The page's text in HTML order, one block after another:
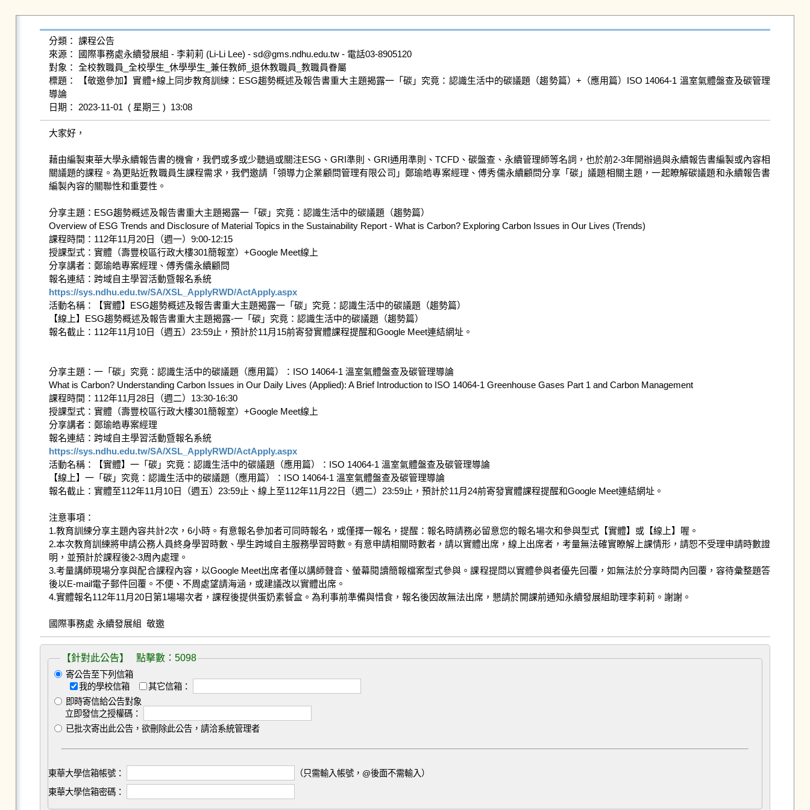
分類： 課程公告
來源： 國際事務處永續發展組 - 李莉莉 (Li-Li Lee) - sd@gms.ndhu.edu.tw - 電話03-8905120
對象： 全校教職員_全校學生_休學學生_兼任教師_退休教職員_教職員眷屬
標題： 【敬邀參加】實體+線上同步教育訓練：ESG趨勢概述及報告書重大主題揭露一「碳」究竟：認識生活中的碳議題（趨勢篇）+（應用篇）ISO 14064-1 溫室氣體盤查及碳管理
導論
日期： 2023-11-01  ( 星期三 )  13:08
大家好，
藉由編製東華大學永續報告書的機會，我們或多或少聽過或關注ESG、GRI準則、GRI通用準則、TCFD、碳盤查、永續管理師等名詞，也於前2-3年開辦過與永續報告書編製或內容相
關議題的課程。為更貼近教職員生課程需求，我們邀請「領導力企業顧問管理有限公司」鄭瑜皓專案經理、傅秀儒永續顧問分享「碳」議題相關主題，一起瞭解碳議題和永續報告書
編製內容的關聯性和重要性。
分享主題：ESG趨勢概述及報告書重大主題揭露一「碳」究竟：認識生活中的碳議題（趨勢篇）
Overview of ESG Trends and Disclosure of Material Topics in the Sustainability Report - What is Carbon? Exploring Carbon Issues in Our Lives (Trends)
課程時間：112年11月20日（週一）9:00-12:15
授課型式：實體（壽豐校區行政大樓301簡報室）+Google Meet線上
分享講者：鄭瑜皓專案經理、傅秀儒永續顧問
報名連結：跨域自主學習活動暨報名系統
https://sys.ndhu.edu.tw/SA/XSL_ApplyRWD/ActApply.aspx
活動名稱：【實體】ESG趨勢概述及報告書重大主題揭露一「碳」究竟：認識生活中的碳議題（趨勢篇）
【線上】ESG趨勢概述及報告書重大主題揭露-一「碳」究竟：認識生活中的碳議題（趨勢篇）
報名截止：112年11月10日（週五）23:59止，預計於11月15前寄發實體課程提醒和Google Meet連結網址。
分享主題：一「碳」究竟：認識生活中的碳議題（應用篇）：ISO 14064-1 溫室氣體盤查及碳管理導論
What is Carbon? Understanding Carbon Issues in Our Daily Lives (Applied): A Brief Introduction to ISO 14064-1 Greenhouse Gases Part 1 and Carbon Management
課程時間：112年11月28日（週二）13:30-16:30
授課型式：實體（壽豐校區行政大樓301簡報室）+Google Meet線上
分享講者：鄭瑜皓專案經理
報名連結：跨域自主學習活動暨報名系統
https://sys.ndhu.edu.tw/SA/XSL_ApplyRWD/ActApply.aspx
活動名稱：【實體】一「碳」究竟：認識生活中的碳議題（應用篇）：ISO 14064-1 溫室氣體盤查及碳管理導論
【線上】一「碳」究竟：認識生活中的碳議題（應用篇）：ISO 14064-1 溫室氣體盤查及碳管理導論
報名截止：實體至112年11月10日（週五）23:59止、線上至112年11月22日（週二）23:59止，預計於11月24前寄發實體課程提醒和Google Meet連結網址。
注意事項：
1.教育訓練分享主題內容共計2次，6小時。有意報名參加者可同時報名，或僅擇一報名，提醒：報名時請務必留意您的報名場次和參與型式【實體】或【線上】喔。
2.本次教育訓練將申請公務人員終身學習時數、學生跨域自主服務學習時數。有意申請相關時數者，請以實體出席，線上出席者，考量無法確實瞭解上課情形，請恕不受理申請時數證
明，並預計於課程後2-3周內處理。
3.考量講師現場分享與配合課程內容，以Google Meet出席者僅以講師聲音、螢幕閱讀簡報檔案型式參與。課程提問以實體參與者優先回覆，如無法於分享時間內回覆，容待彙整題答
後以E-mail電子郵件回覆。不便、不周處望請海涵，或建議改以實體出席。
4.實體報名112年11月20日第1場場次者，課程後提供蛋奶素餐盒。為利事前準備與惜食，報名後因故無法出席，懇請於開課前通知永續發展組助理李莉莉。謝謝。
國際事務處 永續發展組  敬邀
【針對此公告】 點擊數：5098
寄公告至下列信箱
我的學校信箱
其它信箱：
即時寄信給公告對象
立即發信之授權碼：
已批次寄出此公告，欲刪除此公告，請洽系統管理者
東華大學信箱帳號：
（只需輸入帳號，@後面不需輸入）
東華大學信箱密碼：